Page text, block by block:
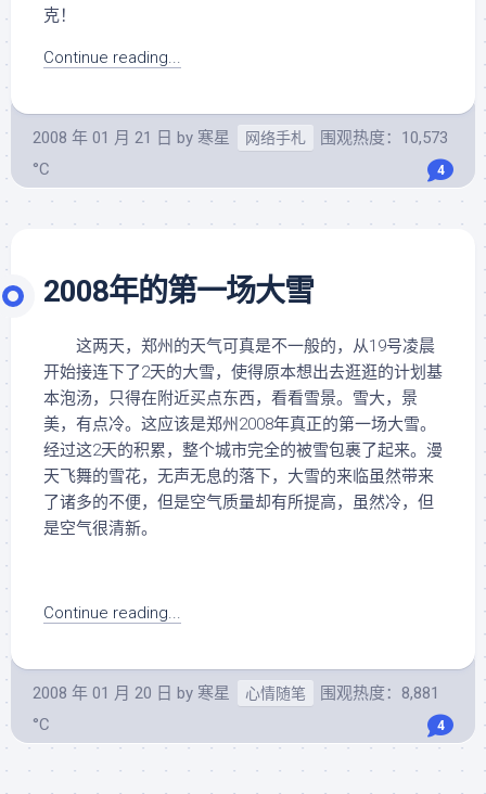
克！
Continue reading...
2008 年 01 月 21 日 by 寒星 网络手札
围观热度：10,573
°C
4
2008年的第一场大雪
这两天，郑州的天气可真是不一般的，从19号凌晨
开始接连下了2天的大雪，使得原本想出去逛逛的计划基
本泡汤，只得在附近买点东西，看看雪景。雪大，景
美，有点冷。这应该是郑州2008年真正的第一场大雪。
经过这2天的积累，整个城市完全的被雪包裹了起来。漫
天飞舞的雪花，无声无息的落下，大雪的来临虽然带来
了诸多的不便，但是空气质量却有所提高，虽然冷，但
是空气很清新。
Continue reading...
2008 年 01 月 20 日 by 寒星 心情随笔
围观热度：8,881
°C
4